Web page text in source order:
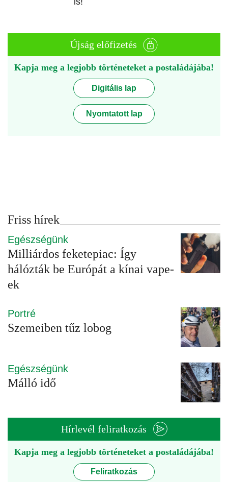
Újság előfizetés
Kapja meg a legjobb történeteket a postaládájába!
Digitális lap
Nyomtatott lap
Friss hírek
Egészségünk
Milliárdos feketepiac: Így
hálózták be Európát a kínai vape-
ek
Portré
Szemeiben tűz lobog
Egészségünk
Málló idő
Hírlevél feliratkozás
Kapja meg a legjobb történeteket a postaládájába!
Feliratkozás